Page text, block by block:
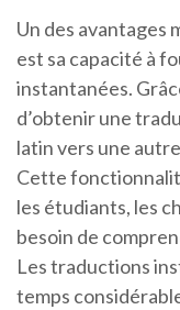
Un des avantages
est sa capacité à
instantanées.
d’obtenir une
latin vers une
Cette
les étudiants, les
besoin de
Les traductions
temps